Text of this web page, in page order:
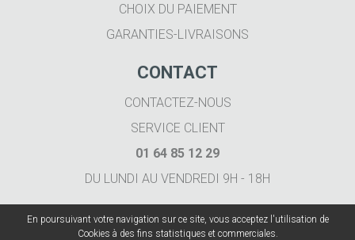
CHOIX DU PAIEMENT
GARANTIES-LIVRAISONS
CONTACT
CONTACTEZ-NOUS
SERVICE CLIENT
01 64 85 12 29
DU LUNDI AU VENDREDI 9H - 18H
En poursuivant votre navigation sur ce site, vous acceptez l'utilisation de
Cookies à des fins statistiques et commerciales.